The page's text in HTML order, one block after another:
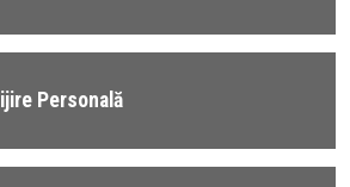
Personală